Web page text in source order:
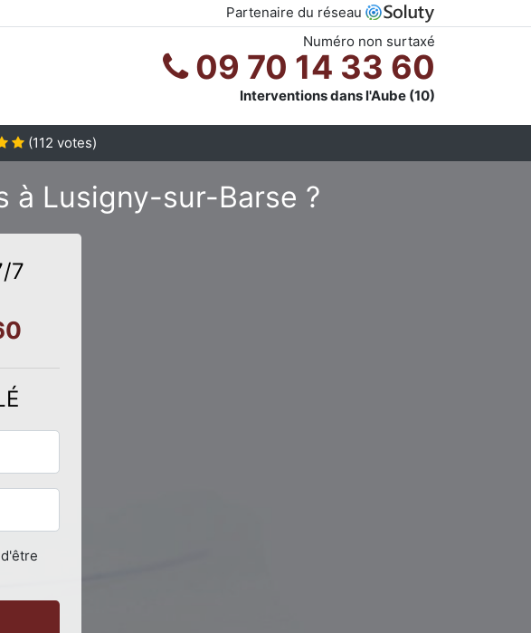
Partenaire du réseau
Numéro non surtaxé
09 70 14 33 60
Interventions dans l'Aube (10)
(112 votes)
à Lusigny-sur-Barse ?
7